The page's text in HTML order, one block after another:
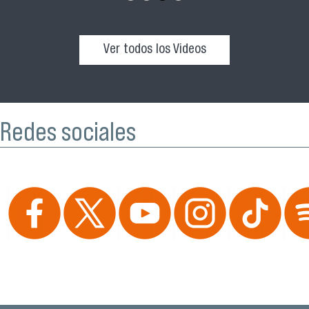
Ver todos los Videos
Redes sociales